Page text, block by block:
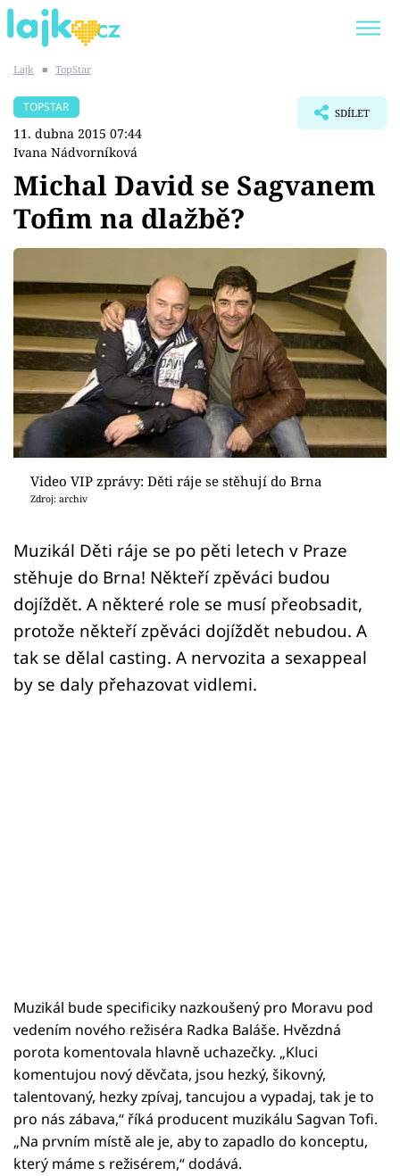
SHOPAHOLICADEL
Témata
Youtubeři
Virály
Sex a vztahy
Videa
Sledujte prima+
Přihlášení
Sledujte nás
Lajk ■ TopStar
TOPSTAR
11. dubna 2015 07:44
Ivana Nádvorníková
SDÍLET
Michal David se Sagvanem
Tofim na dlažbě?
Video VIP zprávy: Děti ráje se stěhují do Brna
Zdroj: archiv
Muzikál Děti ráje se po pěti letech v Praze
stěhuje do Brna! Někteří zpěváci budou
dojíždět. A některé role se musí přeobsadit,
protože někteří zpěváci dojíždět nebudou. A
tak se dělal casting. A nervozita a sexappeal
by se daly přehazovat vidlemi.
Muzikál bude specificiky nazkoušený pro Moravu pod
vedením nového režiséra Radka Baláše. Hvězdná
porota komentovala hlavně uchazečky. „Kluci
komentujou nový děvčata, jsou hezký, šikovný,
talentovaný, hezky zpívaj, tancujou a vypadaj, tak je to
pro nás zábava,“ říká producent muzikálu Sagvan Tofi.
„Na prvním místě ale je, aby to zapadlo do konceptu,
který máme s režisérem,“ dodává.